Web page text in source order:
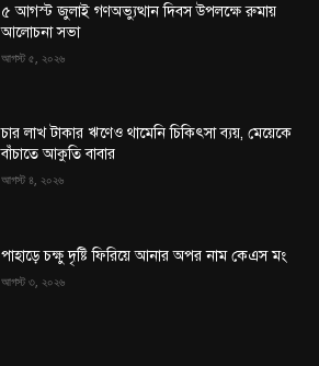
৫ আগস্ট জুলাই গণঅভ্যুত্থান দিবস উপলক্ষে রুমায়
আলোচনা সভা
আগস্ট ৫, ২০২৬
চার লাখ টাকার ঋণেও থামেনি চিকিৎসা ব্যয়, মেয়েকে
বাঁচাতে আকুতি বাবার
আগস্ট ৪, ২০২৬
পাহাড়ে চক্ষু দৃষ্টি ফিরিয়ে আনার অপর নাম কেএস মং
আগস্ট ৩, ২০২৬